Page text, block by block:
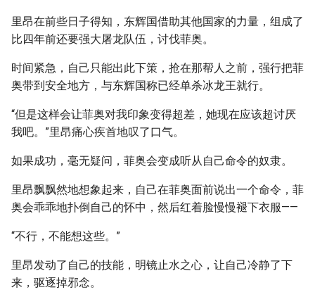
里昂在前些日子得知，东辉国借助其他国家的力量，组成了
比四年前还要强大屠龙队伍，讨伐菲奥。
时间紧急，自己只能出此下策，抢在那帮人之前，强行把菲
奥带到安全地方，与东辉国称已经单杀冰龙王就行。
“但是这样会让菲奥对我印象变得超差，她现在应该超讨厌
我吧。”里昂痛心疾首地叹了口气。
如果成功，毫无疑问，菲奥会变成听从自己命令的奴隶。
里昂飘飘然地想象起来，自己在菲奥面前说出一个命令，菲
奥会乖乖地扑倒自己的怀中，然后红着脸慢慢褪下衣服——
“不行，不能想这些。”
里昂发动了自己的技能，明镜止水之心，让自己冷静了下
来，驱逐掉邪念。